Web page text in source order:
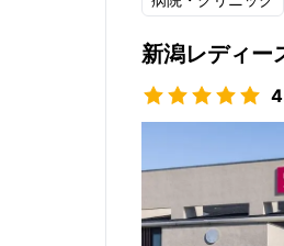
新潟レディー